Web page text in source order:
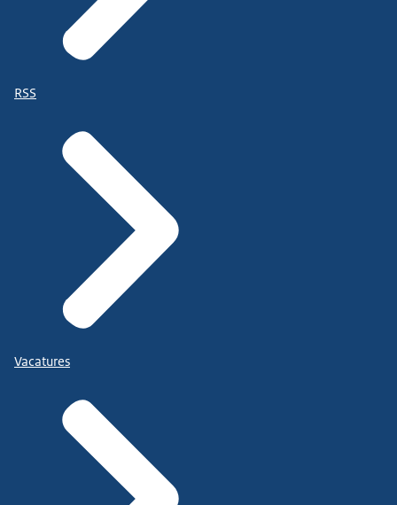
RSS
Vacatures